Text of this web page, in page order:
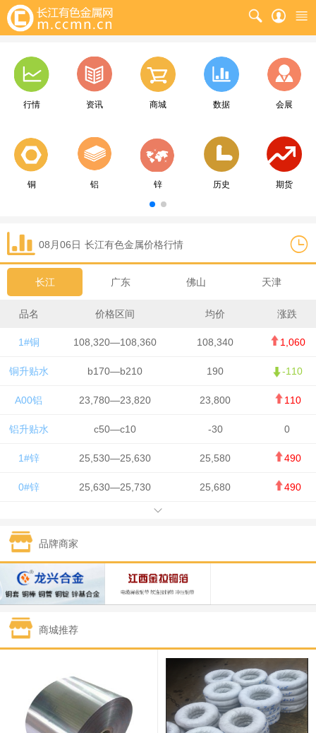
行情 资讯 商城 数据 会展
铜 铝 锌 历史 期货
08月06日 长江有色金属价格行情
长江 广东 佛山 天津
品名 价格区间 均价 涨跌
1#铜 108,320—108,360 108,340 1,060
铜升贴水 b170—b210 190 -110
A00铝 23,780—23,820 23,800 110
铝升贴水 c50—c10 -30 0
1#锌 25,530—25,630 25,580 490
0#锌 25,630—25,730 25,680 490
1#锡 434,750—436,750
1#镍 131,200—132,400
1#白银 15,170—15,180 15,175 615
钯金
341,000 -3,000
88,000—94,000 91,000 0
2#锑 84,000—90,000 87,000
品牌商家
商城推荐